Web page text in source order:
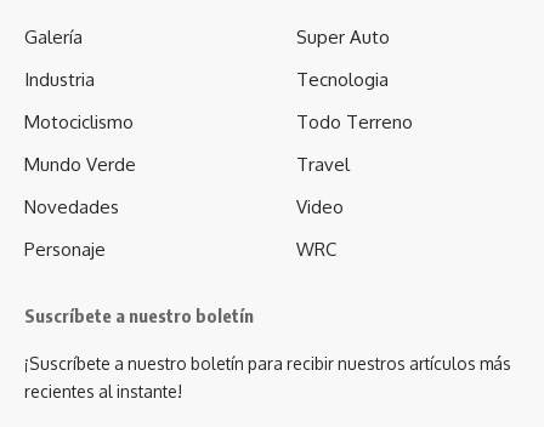
Galería
Industria
Motociclismo
Mundo Verde
Novedades
Personaje
Super Auto
Tecnologia
Todo Terreno
Travel
Video
WRC
Suscríbete a nuestro boletín
¡Suscríbete a nuestro boletín para recibir nuestros artículos más
recientes al instante!